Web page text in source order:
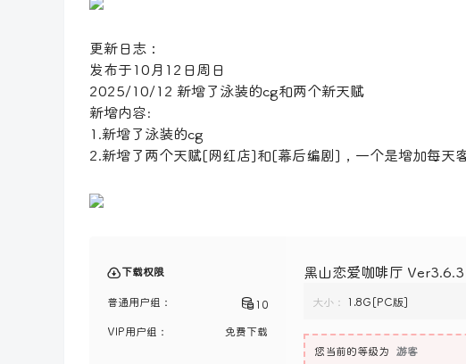
更新日志：
发布于10月12日周日
2025/10/12 新增了泳装的cg和两个新天赋
新增内容:
1.新增了泳装的cg
2.新增了两个天赋[网红店]和[幕后编剧]，一个是增加每天
下载权限
普通用户组： 10
VIP用户组： 免费下载
黑山恋爱咖啡厅
大小： 1.8G[PC版]
您当前的等级为 游客